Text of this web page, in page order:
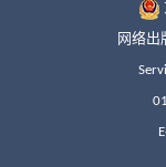
网络出